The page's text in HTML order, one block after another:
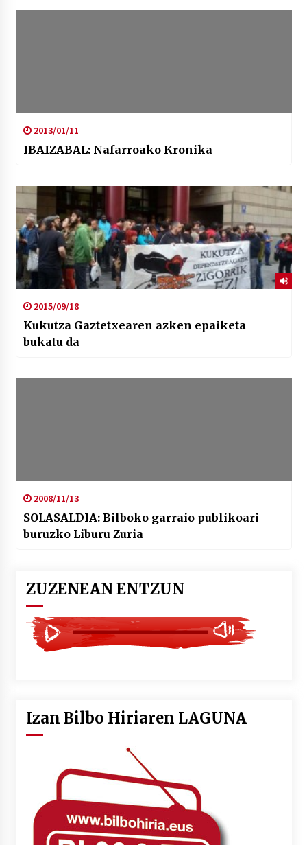
2013/01/11
IBAIZABAL: Nafarroako Kronika
2015/09/18
Kukutza Gaztetxearen azken epaiketa
bukatu da
2008/11/13
SOLASALDIA: Bilboko garraio publikoari
buruzko Liburu Zuria
ZUZENEAN ENTZUN
Izan Bilbo Hiriaren LAGUNA